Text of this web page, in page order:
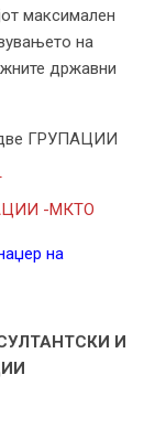
максимален
на
државни
две ГРУПАЦИИ
-МКТО
на
И